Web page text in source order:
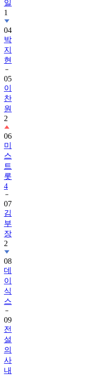
일
1
04
박
지
현
05
이
찬
원
2
06
미
스
트
롯
4
07
김
부
장
2
08
데
이
식
스
09
전
설
의
사
내